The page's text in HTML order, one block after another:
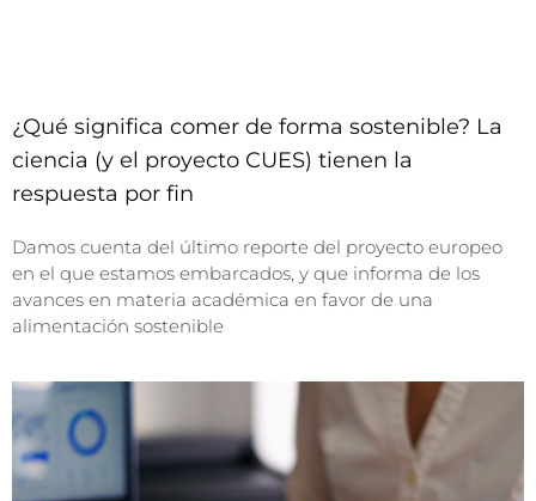
¿Qué significa comer de forma sostenible? La
ciencia (y el proyecto CUES) tienen la
respuesta por fin
Damos cuenta del último reporte del proyecto europeo
en el que estamos embarcados, y que informa de los
avances en materia académica en favor de una
alimentación sostenible